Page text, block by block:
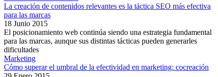
La creación de contenidos relevantes es la táctica SEO más efectiva
para las marcas
18 Junio 2015
El posicionamiento web continúa siendo una estrategia fundamental
para las marcas, aunque sus distintas tácticas pueden generarles
dificultades
Marketing
Cómo superar el umbral de la efectividad en marketing: cocreación